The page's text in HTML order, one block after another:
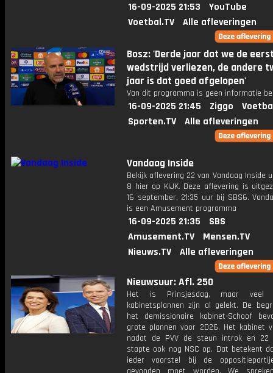
16-09-2025 21:53
YouTube
Voetbal.TV
Alle afleveringen
Bosz: 'Derde jaar dat we de
wedstrijd verliezen, de andere
jaar is dat goed afgelopen'
Van dit programma is geen informatie
16-09-2025 21:45 Ziggo
Sporten.TV
Alle afleveringen
Vandaag Inside
Bekijk aflevering 22 van Vandaag Inside
8 hier op KIJK. Deze aflevering is
16 september, 21:35 uur bij SBS6.
is een Amusement programma
16-09-2025 21:35
SBS
Amusement.TV
Mensen.TV
Nieuws.TV
Alle afleveringen
Nieuwsuur: Afl. 250
Het is Prinsjesdag, maar veel
kabinetsplannen zijn al gelekt. De
het demissionaire kabinet-Schoof
grote plannen voor 2026. Het kabinet
nadat de PVV de steun introk en 22
stapte ook nog NSC op. Dat betekent
ieder voorstel bij de